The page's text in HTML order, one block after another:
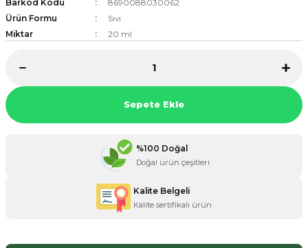
BESİNLERİ
Barkod Kodu
8690088030062
Ürün Formu
Sıvı
Miktar
20 ml
Sepete Ekle
%100 Doğal
Doğal ürün çeşitleri
Kalite Belgeli
Kalite sertifikalı ürün